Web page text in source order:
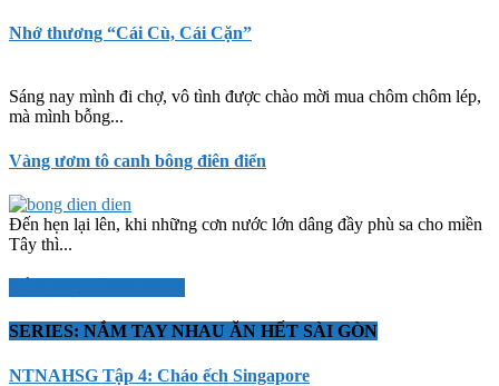
Nhớ thương “Cái Cù, Cái Cặn”
Sáng nay mình đi chợ, vô tình được chào mời mua chôm chôm lép,
mà mình bỗng...
Vàng ươm tô canh bông điên điển
Đến hẹn lại lên, khi những cơn nước lớn dâng đầy phù sa cho miền
Tây thì...
SERIES: NẮM TAY NHAU ĂN HẾT SÀI GÒN
NTNAHSG Tập 4: Cháo ếch Singapore